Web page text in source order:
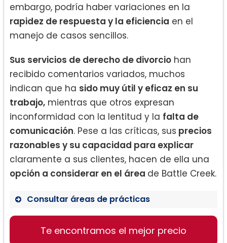
embargo, podría haber variaciones en la
rapidez de respuesta y la eficiencia en el
manejo de casos sencillos.
Sus servicios de derecho de divorcio han
recibido comentarios variados, muchos
indican que ha sido muy útil y eficaz en su
trabajo, mientras que otros expresan
inconformidad con la lentitud y la falta de
comunicación. Pese a las críticas, sus precios
razonables y su capacidad para explicar
claramente a sus clientes, hacen de ella una
opción a considerar en el área de Battle Creek.
Consultar áreas de prácticas
Derecho de ancianos
Te encontramos el mejor precio